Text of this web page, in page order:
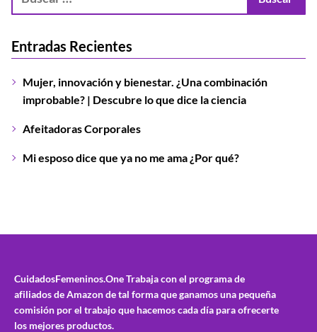
Entradas Recientes
Mujer, innovación y bienestar. ¿Una combinación
improbable? | Descubre lo que dice la ciencia
Afeitadoras Corporales
Mi esposo dice que ya no me ama ¿Por qué?
CuidadosFemeninos.OneTrabaja con el programa de
afiliados de Amazon de tal forma que ganamos una pequeña
comisión por el trabajo que hacemos cada día para ofrecerte
los mejores productos.